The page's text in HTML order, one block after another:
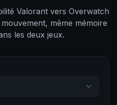
Valorant vers Overwatch
même mémoire
les deux jeux.